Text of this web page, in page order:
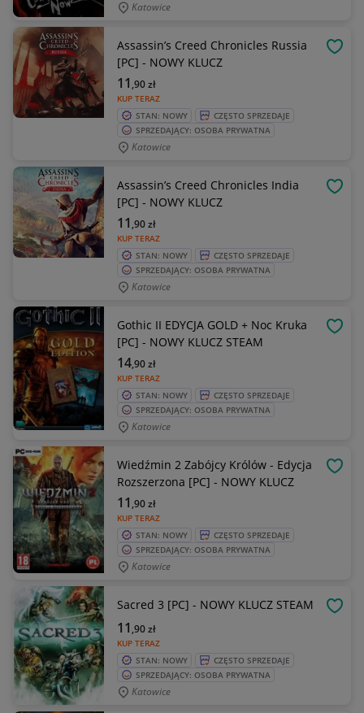
Katowice
Assassin’s Creed Chronicles Russia
[PC] - NOWY KLUCZ
KUP TERAZ
11 ,90zł
STAN: NOWY
CZĘSTO SPRZEDAJE
SPRZEDAJĄCY: OSOBA PRYWATNA
Katowice
Assassin’s Creed Chronicles India
[PC] - NOWY KLUCZ
KUP TERAZ
11 ,90zł
STAN: NOWY
CZĘSTO SPRZEDAJE
SPRZEDAJĄCY: OSOBA PRYWATNA
Katowice
Gothic II EDYCJA GOLD + Noc Kruka
[PC] - NOWY KLUCZ STEAM
KUP TERAZ
14,90zł
STAN: NOWY
CZĘSTO SPRZEDAJE
SPRZEDAJĄCY: OSOBA PRYWATNA
Katowice
Wiedźmin 2 Zabójcy Królów - Edycja
Rozszerzona [PC] - NOWY KLUCZ
KUP TERAZ
11 ,90zł
STAN: NOWY
CZĘSTO SPRZEDAJE
SPRZEDAJĄCY: OSOBA PRYWATNA
Katowice
Sacred 3 [PC] - NOWY KLUCZ STEAM
KUP TERAZ
11 ,90zł
STAN: NOWY
CZĘSTO SPRZEDAJE
SPRZEDAJĄCY: OSOBA PRYWATNA
Katowice